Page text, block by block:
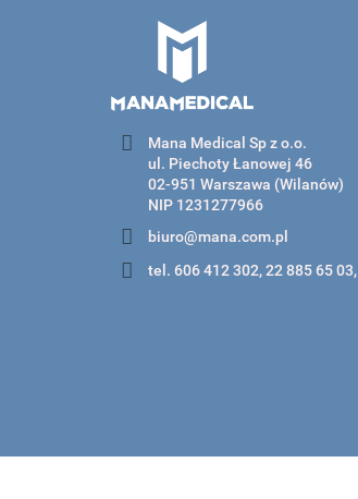
Mana Medical Sp z o.o.
ul. Piechoty Łanowej 46
02-951 Warszawa (Wilanów)
NIP 1231277966
biuro@mana.com.pl
tel. 606 412 302, 22 885 65 03,